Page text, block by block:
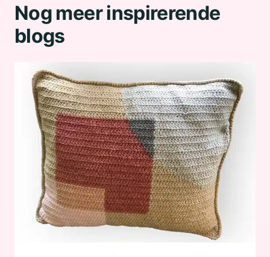
Nog meer inspirerende
blogs